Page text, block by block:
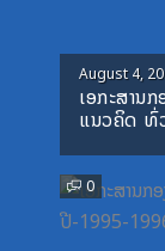
Posted
on
August 4,
ເອກະສານ
ແນວຄິດ ທົ່
0